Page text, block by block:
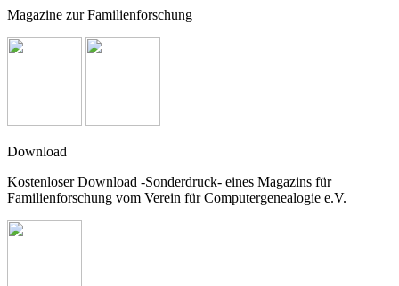
Magazine zur Familienforschung
Download
Kostenloser Download -Sonderdruck- eines Magazins für
Familienforschung vom Verein für Computergenealogie e.V.